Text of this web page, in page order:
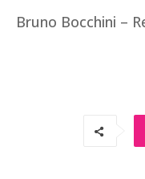
Bruno Bocchini –